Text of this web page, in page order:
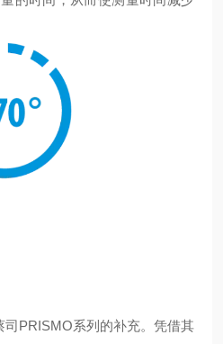
司PRISMO系列的补充。凭借其